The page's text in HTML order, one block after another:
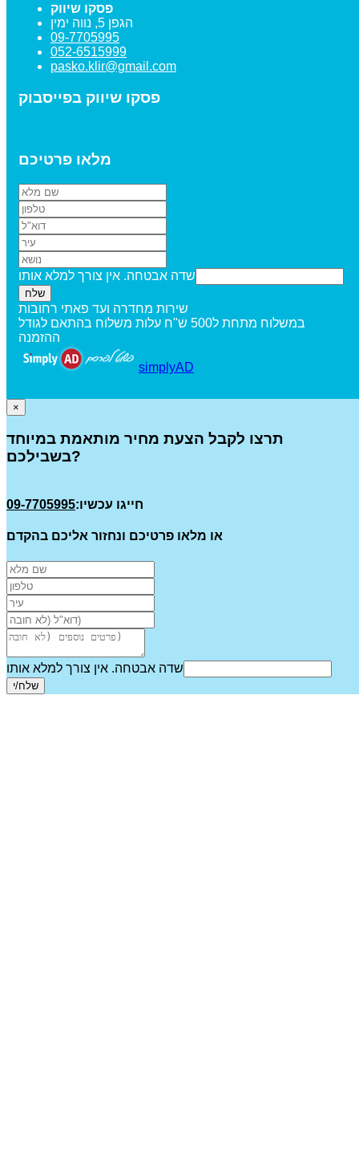
פסקו שיווק
הגפן 5, נווה ימין
09-7705995
052-6515999
pasko.klir@gmail.com
פסקו שיווק בפייסבוק
מלאו פרטיכם
שדה אבטחה. אין צורך למלא אותו
שירות מחדרה ועד פאתי רחובות
במשלוח מתחת ל500 ש"ח עלות משלוח בהתאם לגודל
ההזמנה
simplyAD
×
תרצו לקבל הצעת מחיר מותאמת במיוחד
בשבילכם?
חייגו עכשיו:09-7705995
או מלאו פרטיכם ונחזור אליכם בהקדם
שדה אבטחה. אין צורך למלא אותו